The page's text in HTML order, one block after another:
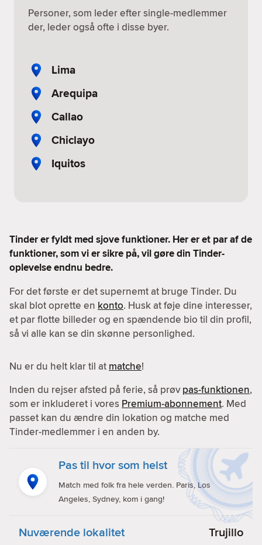
Personer, som leder efter single-medlemmer
der, leder også ofte i disse byer.
Lima
Arequipa
Callao
Chiclayo
Iquitos
Tinder er fyldt med sjove funktioner. Her er et par af de
funktioner, som vi er sikre på, vil gøre din Tinder-
oplevelse endnu bedre.
For det første er det supernemt at bruge Tinder. Du
skal blot oprette en konto. Husk at føje dine interesser,
et par flotte billeder og en spændende bio til din profil,
så vi alle kan se din skønne personlighed.
Nu er du helt klar til at matche!
Inden du rejser afsted på ferie, så prøvpas-funktionen,
som er inkluderet i vores Premium-abonnement. Med
passet kan du ændre din lokation og matche med
Tinder-medlemmer i en anden by.
Pas til hvor som helst
Match med folk fra hele verden. Paris, Los
Angeles, Sydney, kom i gang!
Nuværende lokalitet Trujillo